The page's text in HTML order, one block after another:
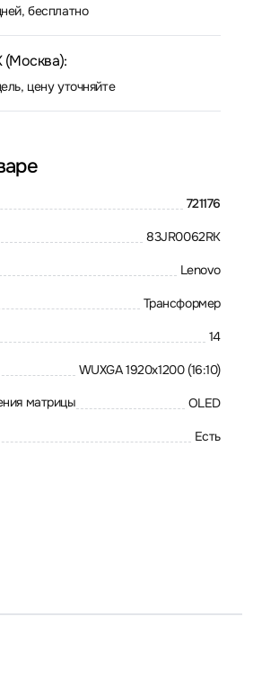
бесплатно
(Москва):
цену уточняйте
721176
83JR0062RK
Lenovo
Трансформер
14
WUXGA 1920x1200 (16:10)
матрицы OLED
Есть